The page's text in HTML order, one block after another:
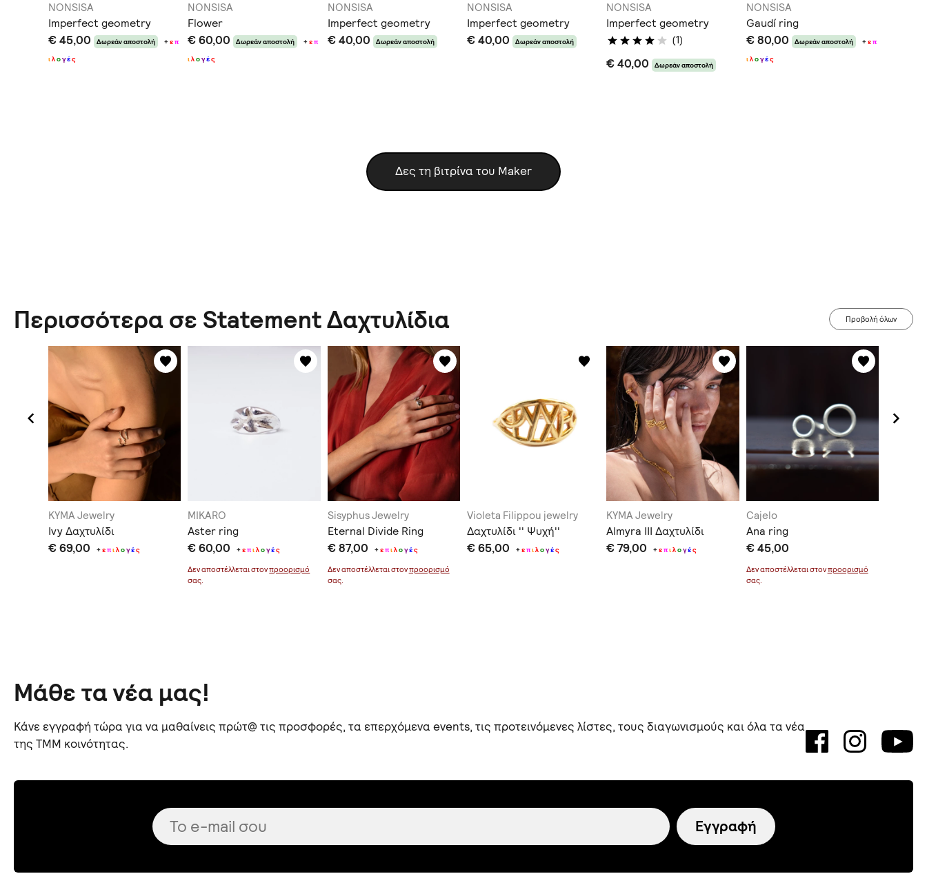
NONSISA
Imperfect geometry
€ 45,00 Δωρεάν αποστολή +επ
ιλογές
NONSISA
Flower
€ 60,00 Δωρεάν αποστολή +επ
ιλογές
NONSISA
Imperfect geometry
€ 40,00 Δωρεάν αποστολή
NONSISA
Imperfect geometry
€ 40,00 Δωρεάν αποστολή
NONSISA
Imperfect geometry
(1)
€ 40,00 Δωρεάν αποστολή
NONSISA
Gaudí ring
€ 80,00 Δωρεάν αποστολή +επ
ιλογές
Δες τη βιτρίνα του Maker
Περισσότερα σε Statement Δαχτυλίδια Προβολή όλων
KYMA Jewelry
Ivy Δαχτυλίδι
€ 69,00 +επιλογές
MIKARO
Aster ring
€ 60,00 +επιλογές
Δεν αποστέλλεται στονπροορισμό
σας.
Sisyphus Jewelry
Eternal Divide Ring
€ 87,00 +επιλογές
Δεν αποστέλλεται στονπροορισμό
σας.
Violeta Filippou jewelry
Δαχτυλίδι '' Ψυχή''
€ 65,00 +επιλογές
KYMA Jewelry
Almyra III Δαχτυλίδι
€ 79,00 +επιλογές
Cajelo
Ana ring
€ 45,00
Δεν αποστέλλεται στονπροορισμό
σας.
Μάθε τα νέα μας!
Κάνε εγγραφή τώρα για να μαθαίνεις πρώτ@ τις προσφορές, τα επερχόμενα events, τις προτεινόμενες λίστες, τους διαγωνισμούς και όλα τα νέα
της TMM κοινότητας.
Εγγραφή